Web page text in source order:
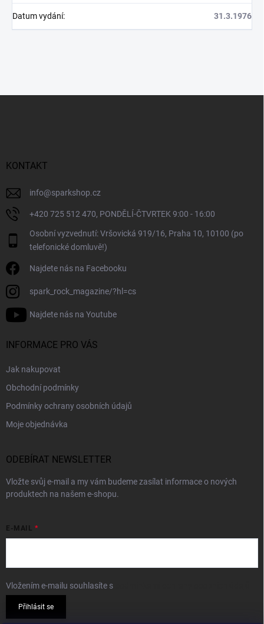
Datum vydání: 31.3.1976
KONTAKT
info@sparkshop.cz
+420 725 512 470, PONDĚLÍ-ČTVRTEK 9:00 - 16:00
Osobní vyzvednutí: Vršovická 919/16, Praha 10, 10100 (po
telefonické domluvě!)
Najdete nás na Facebooku
spark_rock_magazine/?hl=cs
Najdete nás na Youtube
INFORMACE PRO VÁS
Jak nakupovat
Obchodní podmínky
Podmínky ochrany osobních údajů
Moje objednávka
ODEBÍRAT NEWSLETTER
Vložte svůj e-mail a my vám budeme zasílat informace o nových
produktech na našem e-shopu.
E-MAIL
Vložením e-mailu souhlasíte s
Přihlásit se